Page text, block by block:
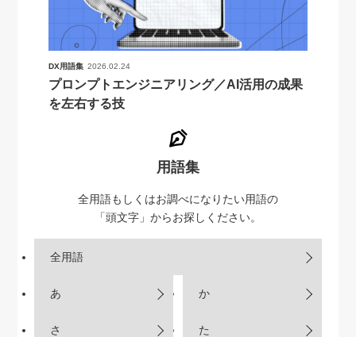
DX用語集 2026.02.24
プロンプトエンジニアリング／AI活用の成果
を左右する技
用語集
全用語もしくはお調べになりたい用語の
「頭文字」からお探しください。
全用語
あ か
さ た